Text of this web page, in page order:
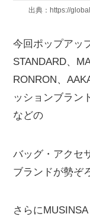
出典：https://
今回ポップアッ
STANDARD、
RONRON、
ッションブラン
などの
バッグ・アクセ
ブランドが勢ぞ
さらに